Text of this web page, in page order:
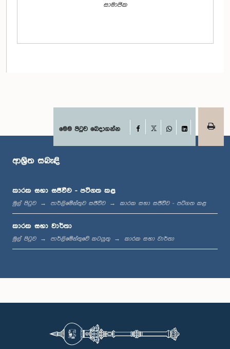
සාමාජික
ගරු පී. හැරිසන් මහතා, පා.ම.
සාමාජික
මෙම පිටුව බෙදාගන්න Facebook
WhatsApp
LinkedIn
ආශ්‍රිත සබැඳි
කාරක සභා සජීවීව - පටිගත කළ
මුල් පිටුව පාර්ලිමේන්තුව සජීවීව කාරක සභා සජීවීව - පටිගත කළ
කාරක සභා වාර්තා
මුල් පිටුව පාර්ලිමේන්තුවේ කටයුතු කාරක සභා වාර්තා